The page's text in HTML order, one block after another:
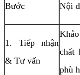
Bước Nội
1. Tiếp nhận
& Tư vấn
chất
phù